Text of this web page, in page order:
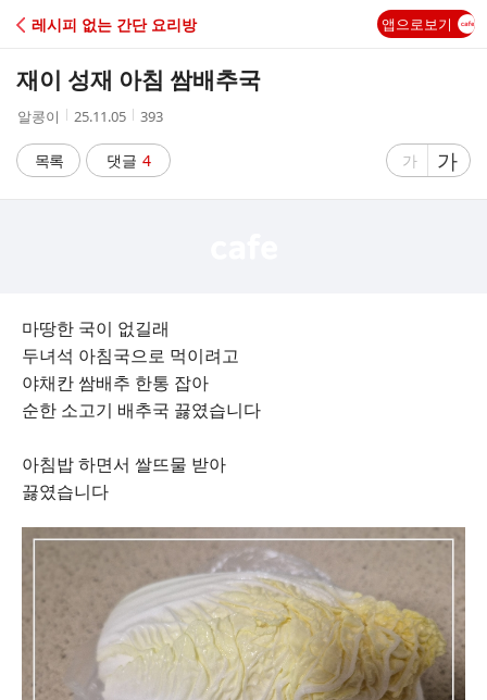
C
A
레시피 없는 간단 요리방 앱으로보기
재이 성재 아침 쌈배추국
작
자
알콩이
작
시
간
25.11.05
조
수
393
목록 댓글 4
글
가
글
자
가
마땅한 국이 없길래
두녀석 아침국으로 먹이려고
야채칸 쌈배추 한통 잡아
순한 소고기 배추국 끓였습니다
아침밥 하면서 쌀뜨물 받아
끓였습니다